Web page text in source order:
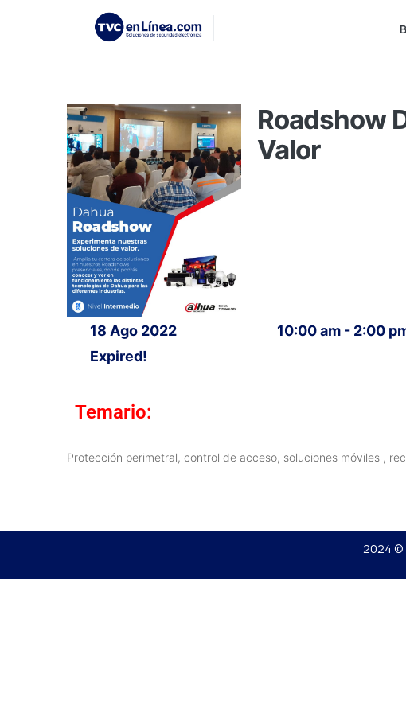
Roadshow
Valor
18 Ago 2022
Expired!
10:00 am - 2:00
Temario:
Protección perimetral, control de acceso, soluciones móviles ,
2024 ©